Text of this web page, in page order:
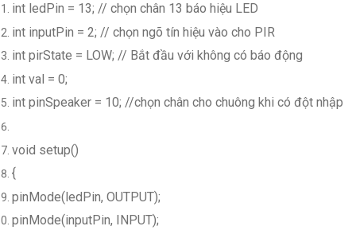
int ledPin = 13; // chọn chân 13 báo hiệu LED
int inputPin = 2; // chọn ngõ tín hiệu vào cho PIR
int pirState = LOW; // Bắt đầu với không có báo động
int val = 0;
int pinSpeaker = 10; //chọn chân cho chuông khi có đột nhập
void setup()
{
pinMode(ledPin, OUTPUT);
pinMode(inputPin, INPUT);